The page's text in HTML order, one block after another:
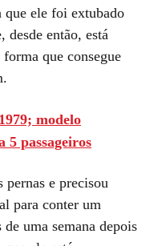
que ele foi extubado
desde então, está
que consegue
modelo
5 passageiros
pernas e precisou
para conter um
uma semana depois